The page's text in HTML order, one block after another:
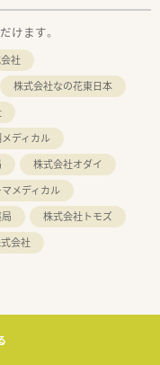
けます。
社
株式会社なの花東日本
ディカル
株式会社オダイ
メディカル
株式会社トモズ
会社